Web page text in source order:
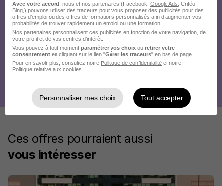
Ces offres pourraient aussi
vous intéresser
Avec votre accord , nous et nos partenaires (Facebook, Google Ads , Critéo,
Bing,) pouvons utiliser des traceurs pour vous proposer des publicités pour des
offres d’emploi ou des offres de formations personnalisés afin d’augmenter vos
probabilités de trouver rapidement un emploi ou une formation.
Nos partenaires personnalisent ces publicités en fonction de votre navigation, de
votre profil et de vos centres d’intérêt.
Vous pouvez à tout moment paramétrer vos choix ou retirer votre
consentement en cliquant sur le lien "Gérer les traceurs" en bas de page.
Pour en savoir plus, consultez notre Politique de confidentialité et notre
Politique relative aux cookies
Personnaliser mes choix Tout accepter